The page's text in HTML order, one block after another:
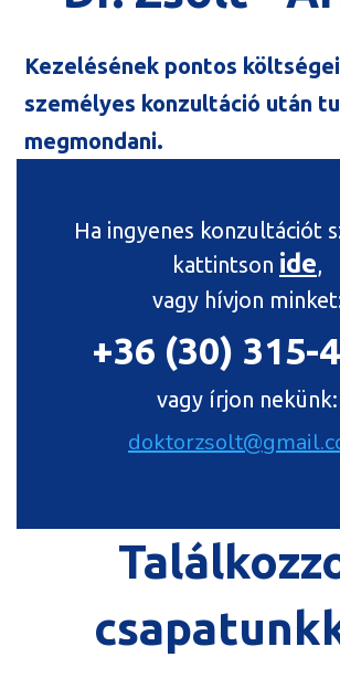
Kezelésének pontos
személyes konzultáció után
megmondani.
Ha ingyenes konzultációt
kattintson ide,
vagy hívjon
+36 (30) 315-
vagy írjon nekünk: